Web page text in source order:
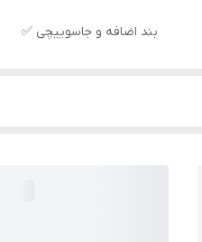
بند اضافه و جاسوییچی ✅